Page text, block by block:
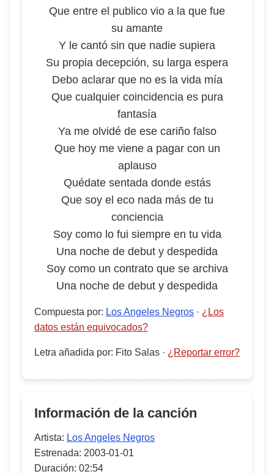
Que entre el publico vio a la que fue
su amante
Y le cantó sin que nadie supiera
Su propia decepción, su larga espera
Debo aclarar que no es la vida mía
Que cualquier coincidencia es pura
fantasía
Ya me olvidé de ese cariño falso
Que hoy me viene a pagar con un
aplauso
Quédate sentada donde estás
Que soy el eco nada más de tu
conciencia
Soy como lo fui siempre en tu vida
Una noche de debut y despedida
Soy como un contrato que se archiva
Una noche de debut y despedida
Compuesta por: Los Angeles Negros · ¿Los
datos están equivocados?
Letra añadida por: Fito Salas · ¿Reportar error?
Información de la canción
Artista: Los Angeles Negros
Estrenada: 2003-01-01
Duración: 02:54